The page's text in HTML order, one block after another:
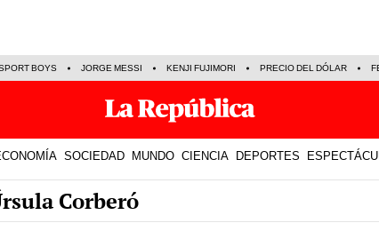
BOYS JORGE MESSI KENJI FUJIMORI PRECIO DEL DÓLAR
SOCIEDAD MUNDO CIENCIA DEPORTES
Corberó